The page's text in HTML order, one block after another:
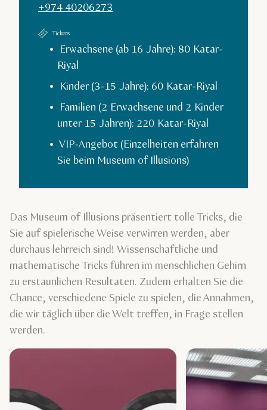
+974 40206273
Tickets
Erwachsene (ab 16 Jahre): 80 Katar-
Riyal
Kinder (3-15 Jahre): 60 Katar-Riyal
Familien (2 Erwachsene und 2 Kinder
unter 15 Jahren): 220 Katar-Riyal
VIP-Angebot (Einzelheiten erfahren
Sie beim Museum of Illusions)
Das Museum of Illusions präsentiert tolle Tricks, die
Sie auf spielerische Weise verwirren werden, aber
durchaus lehrreich sind! Wissenschaftliche und
mathematische Tricks führen im menschlichen Gehirn
zu erstaunlichen Resultaten. Zudem erhalten Sie die
Chance, verschiedene Spiele zu spielen, die Annahmen,
die wir täglich über die Welt treffen, in Frage stellen
werden.